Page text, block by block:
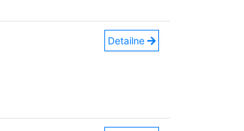
Detailne